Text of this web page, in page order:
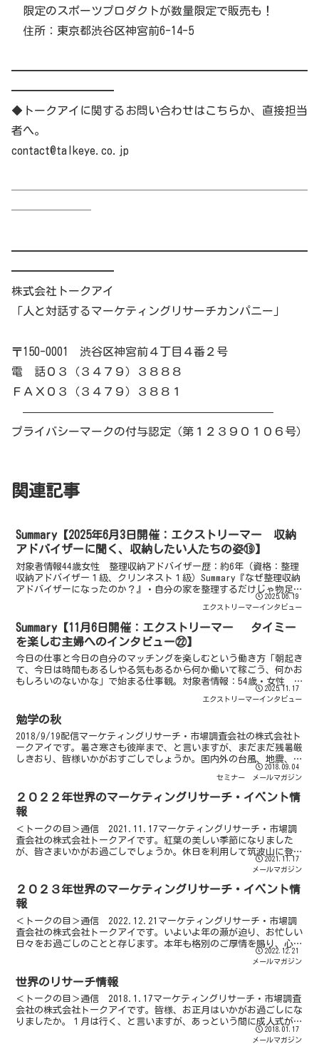
限定のスポーツプロダクトが数量限定で販売も！
住所：東京都渋谷区神宮前6-14-5
━━━━━━━━━━━━━━━━━━━━━━━━━━
━━━━━━━━━
◆トークアイに関するお問い合わせはこちらか、直接担当
者へ。
contact@talkeye.co.jp
──────────────────────────
───────
━━━━━━━━━━━━━━━━━━━━━━━━━━
━━━━━━━━━
株式会社トークアイ
「人と対話するマーケティングリサーチカンパニー」
〒150-0001 渋谷区神宮前４丁目４番２号
電 話０３（３４７９）３８８８
ＦＡＸ０３（３４７９）３８８１
——————————————————————
プライバシーマークの付与認定（第１２３９０１０６号）
関連記事
Summary【2025年6月3日開催：エクストリーマー 収納
アドバイザーに聞く、収納したい人たちの姿⑲】
対象者情報44歳女性 整理収納アドバイザー歴：約6年（資格：整理
収納アドバイザー１級、クリンネスト１級）Summary『なぜ整理収納
アドバイザーになったのか？』・自分の家を整理するだけじゃ物足り
2025.06.19
エクストリーマーインタビュー
Summary【11月6日開催：エクストリーマー タイミー
を楽しむ主婦へのインタビュー㉒】
今日の仕事と今日の自分のマッチングを楽しむという働き方「朝起き
て、今日は時間もあるしやる気もあるから何か働いて稼ごう、何かお
もしろいのないかな」で始まる仕事観。対象者情報：54歳・女性
家族構成：夫、息子22歳、娘19歳 本業：派遣社員（1...
2025.11.17
エクストリーマーインタビュー
勉学の秋
2018/9/19配信マーケティングリサーチ・市場調査会社の株式会社ト
ークアイです。暑さ寒さも彼岸まで、と言いますが、まだまだ残暑厳
しきおり、皆様いかがおすごしでしょうか。国内外の台風、地震、大
2018.09.04
セミナー
メールマガジン
２０２２年世界のマーケティングリサーチ・イベント情
報
＜トークの目＞通信 2021.11.17マーケティングリサーチ・市場調
査会社の株式会社トークアイです。紅葉の美しい季節になりました
が、皆さまいかがお過ごしでしょうか。休日を利用して筑波山に登っ
2021.11.17
メールマガジン
２０２３年世界のマーケティングリサーチ・イベント情
報
＜トークの目＞通信 2022.12.21マーケティングリサーチ・市場調
査会社の株式会社トークアイです。いよいよ年の瀬が迫り、お忙しい
日々をお過ごしのことと存じます。本年も格別のご厚情を賜り、心よ
2022.12.21
メールマガジン
世界のリサーチ情報
＜トークの目＞通信 2018.1.17マーケティングリサーチ・市場調査
会社の株式会社トークアイです。皆様、お正月はいかがお過ごしにな
りましたか。１月は行く、と言いますが、あっという間に成人式がお
2018.01.17
メールマガジン